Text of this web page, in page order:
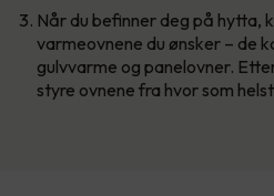
Når du befinner deg på hytta,
varmeovnene du ønsker – de
gulvvarme og panelovner.
styre ovnene fra hvor som